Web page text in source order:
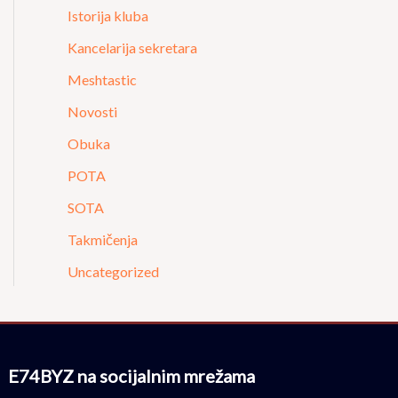
Istorija kluba
Kancelarija sekretara
Meshtastic
Novosti
Obuka
POTA
SOTA
Takmičenja
Uncategorized
E74BYZ na socijalnim mrežama